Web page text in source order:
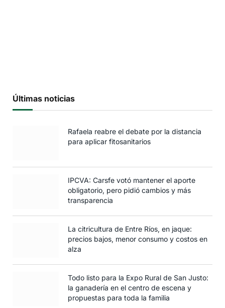
Últimas noticias
Rafaela reabre el debate por la distancia
para aplicar fitosanitarios
IPCVA: Carsfe votó mantener el aporte
obligatorio, pero pidió cambios y más
transparencia
La citricultura de Entre Ríos, en jaque:
precios bajos, menor consumo y costos en
alza
Todo listo para la Expo Rural de San Justo:
la ganadería en el centro de escena y
propuestas para toda la familia